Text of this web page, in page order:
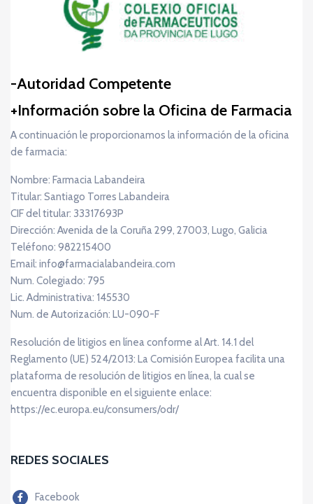
Autoridad Competente
Información sobre la Oficina de Farmacia
A continuación le proporcionamos la información de la oficina
de farmacia:
Nombre: Farmacia Labandeira
Titular: Santiago Torres Labandeira
CIF del titular: 33317693P
Dirección: Avenida de la Coruña 299, 27003, Lugo, Galicia
Teléfono: 982215400
Email: info@farmacialabandeira.com
Num. Colegiado: 795
Lic. Administrativa: 145530
Num. de Autorización: LU-090-F
Resolución de litigios en línea conforme al Art. 14.1 del
Reglamento (UE) 524/2013: La Comisión Europea facilita una
plataforma de resolución de litigios en línea, la cual se
encuentra disponible en el siguiente enlace:
https://ec.europa.eu/consumers/odr/
REDES SOCIALES
Facebook